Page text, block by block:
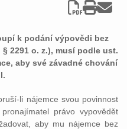
k podání výpovědi bez
2291 o. z.), musí podle ust.
aby své závadné chování
li nájemce svou povinnost
právo vypovědět
aby mu nájemce bez